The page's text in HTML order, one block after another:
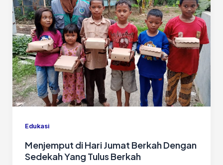
Edukasi
Menjemput di Hari Jumat Berkah Dengan
Sedekah Yang Tulus Berkah